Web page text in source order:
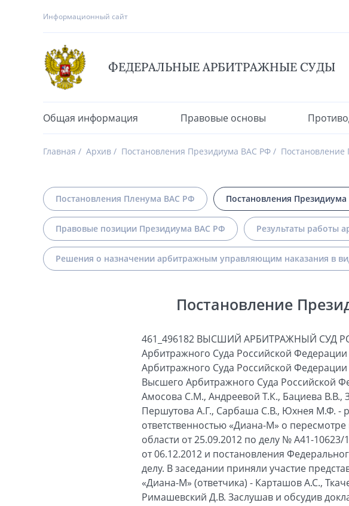
Информационный сайт
ФЕДЕРАЛЬНЫЕ АРБИТРАЖНЫЕ СУДЫ
Общая информация Правовые основы
Главная Архив Постановления Президиума ВАС РФ
Постановления Пленума ВАС РФ Постановления
Правовые позиции Президиума ВАС РФ Результаты работы
Решения о назначении арбитражным управляющим наказания в
Постановление
461_496182 ВЫСШИЙ АРБИТРАЖНЫЙ СУД
Арбитражного Суда Российской
Арбитражного Суда Российской Федерации
Высшего Арбитражного Суда Российской
Амосова С.М., Андреевой Т.К., Бациева
Першутова А.Г., Сарбаша С.В., Юхнея М.Ф. -
ответственностью «Диана-М» о
области от 25.09.2012 по делу № А41-
от 06.12.2012 и постановления
делу. В заседании приняли участие
«Диана-М» (ответчика) - Карташов А.С.,
Римашевский Д.В. Заслушав и обсудив